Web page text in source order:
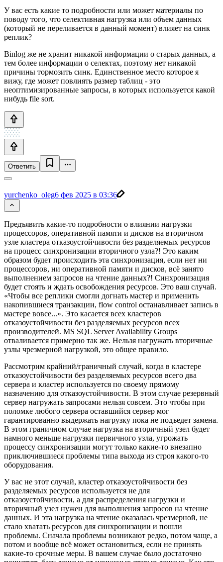
У вас есть какие то подробности или может материалы по
поводу того, что селективная нагрузка или объем данных
(который не переливается в данный момент) влияет на синк
реплик?
Binlog же не хранит никакой информации о старых данных, а
тем более информации о селектах, поэтому нет никакой
причины тормозить синк. Единственное место которое я
вижу, где может повлиять размер таблиц - это
неоптимизированные запросы, в которых используется какой
нибудь file sort.
Ответить
yurchenko_oleg6 фев 2025 в 03:36
Предъявить какие-то подробности о влиянии нагрузки
процессоров, оперативной памяти и дисков на вторичном
узле кластера отказоустойчивости без разделяемых ресурсов
на процесс синхронизации вторичного узла?! Это каким
образом будет происходить эта синхронизация, если нет ни
процессоров, ни оперативной памяти и дисков, всё занято
выполнением запросов на чтение данных?! Синхронизация
будет стоять и ждать освобождения ресурсов. Это ваш случай.
«Чтобы все реплики смогли догнать мастер и применить
накопившиеся транзакции, flow control останавливает запись в
мастере вовсе...». Это касается всех кластеров
отказоустойчивости без разделяемых ресурсов всех
производителей. MS SQL Server Availability Groups
отваливается примерно так же. Нельзя нагружать вторичные
узлы чрезмерной нагрузкой, это общее правило.
Рассмотрим крайний/граничный случай, когда в кластере
отказоустойчивости без разделяемых ресурсов всего два
сервера и кластер используется по своему прямому
назначению для отказоустойчивости. В этом случае резервный
сервер нагружать запросами нельзя совсем. Это чтобы при
поломке любого сервера оставшийся сервер мог
гарантированно выдержать нагрузку пока не подъедет замена.
В этом граничном случае нагрузка на вторичный узел будет
намного меньше нагрузки первичного узла, угрожать
процессу синхронизации могут только какие-то внезапно
приключившиеся проблемы типа выхода из строя какого-то
оборудования.
У вас не этот случай, кластер отказоустойчивости без
разделяемых ресурсов используется не для
отказоустойчивости, а для распределения нагрузки и
вторичный узел нужен для выполнения запросов на чтение
данных. И эта нагрузка на чтение оказалась чрезмерной, не
стало хватать ресурсов для синхронизации и пошли
проблемы. Сначала проблемы возникают редко, потом чаще, а
потом и вообще всё может остановиться, если не принять
какие-то срочные меры. В вашем случае было достаточно